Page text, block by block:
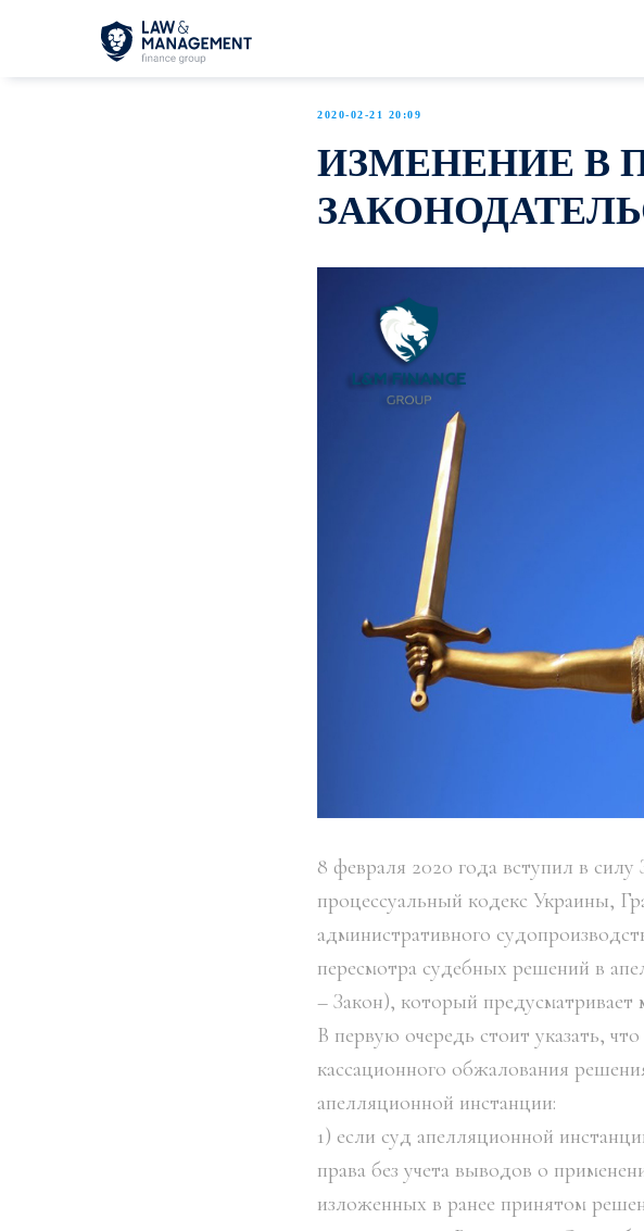
2020-02-21 20:09
ИЗМЕНЕНИЕ В
8 февраля 2020 года вступил в
процессуальный кодекс Украины,
административного
пересмотра судебных решений в
– Закон), который
В первую очередь стоит указать,
кассационного обжалования
апелляционной инстанции:
1) если суд апелляционной
права без учета выводов о
изложенных в ранее принятом